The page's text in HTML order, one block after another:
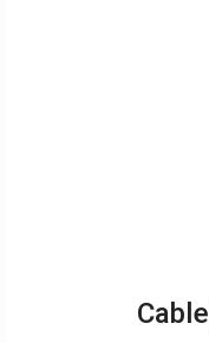
گلند بر اساس قطر کابل (Cable